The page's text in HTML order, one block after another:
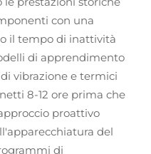
con una
il tempo di inattività
di apprendimento
vibrazione e termici
8-12 ore prima che
proattivo
del
di